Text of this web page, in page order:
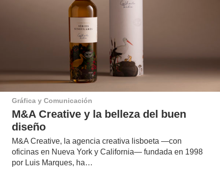
Gráfica y Comunicación
M&A Creative y la belleza del buen
diseño
M&A Creative, la agencia creativa lisboeta —con
oficinas en Nueva York y California— fundada en 1998
por Luis Marques, ha…